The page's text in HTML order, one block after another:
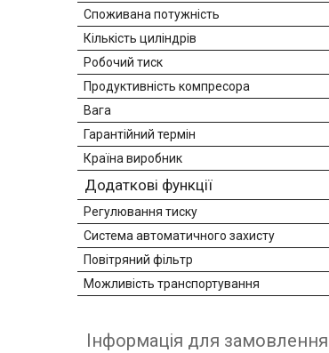
Споживана потужність
Кількість циліндрів
Робочий тиск
Продуктивність компресора
Вага
Гарантійний термін
Країна виробник
Додаткові функції
Регулювання тиску
Система автоматичного захисту
Повітряний фільтр
Можливість транспортування
Інформація для замовлення